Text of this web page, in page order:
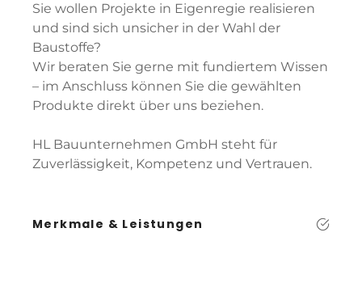
Sie wollen Projekte in Eigenregie realisieren
und sind sich unsicher in der Wahl der
Baustoffe?
Wir beraten Sie gerne mit fundiertem Wissen
– im Anschluss können Sie die gewählten
Produkte direkt über uns beziehen.
HL Bauunternehmen GmbH steht für
Zuverlässigkeit, Kompetenz und Vertrauen.
Merkmale & Leistungen